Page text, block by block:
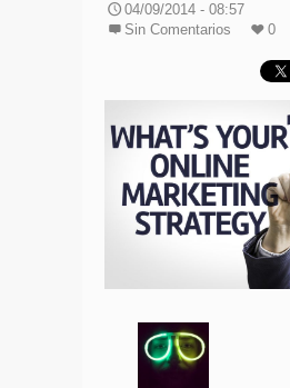
04/09/2014 - 08:57
Sin Comentarios
0